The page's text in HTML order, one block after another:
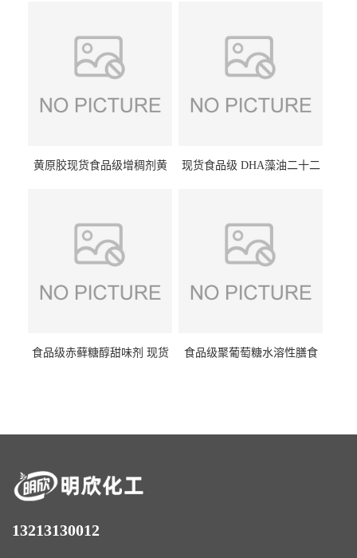
黄原胶现货食品级增稠剂黄
现货食品级 DHA藻油二十二
食品级赤藓糖醇甜味剂 现货
食品级聚葡萄糖水溶性膳食
13213130012